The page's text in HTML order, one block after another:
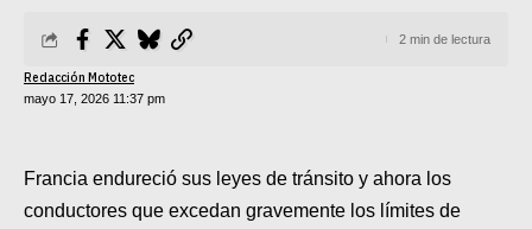
CROSS COUNTRY
MOTOS ACUÁTICAS
mayo 17, 2026 11:37 pm
Redacción Mototec
2 min de lectura
Francia endureció sus leyes de tránsito y ahora los
conductores que excedan gravemente los límites de